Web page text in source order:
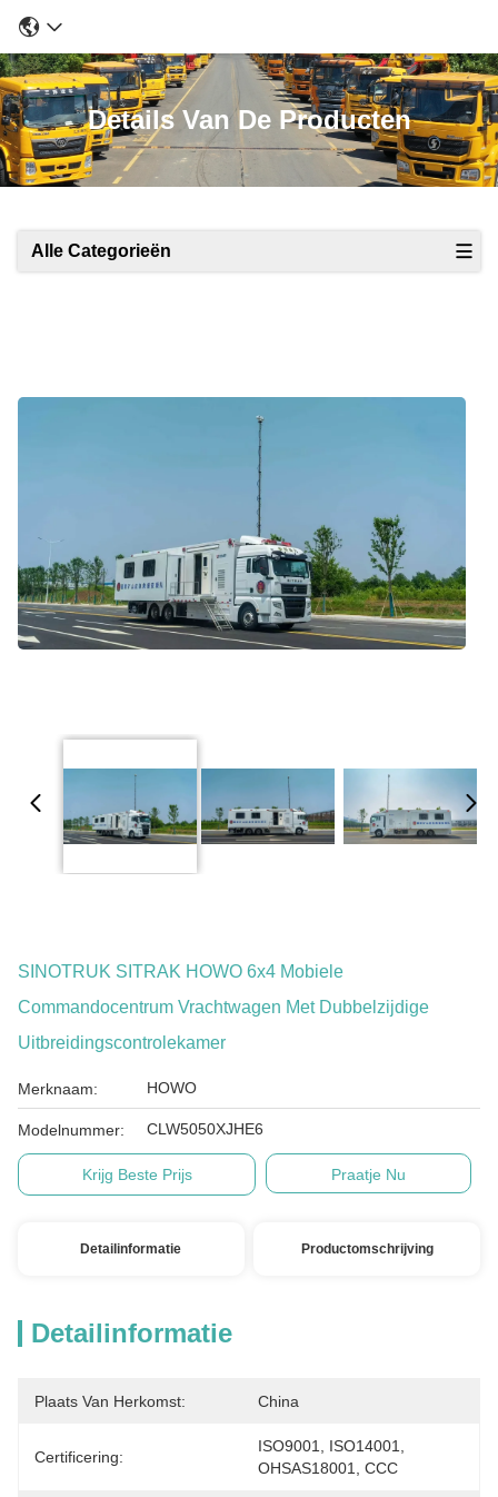
Details Van De Producten
Alle Categorieën
SINOTRUK SITRAK HOWO 6x4 Mobiele
Commandocentrum Vrachtwagen Met Dubbelzijdige
Uitbreidingscontrolekamer
Merknaam: HOWO
Modelnummer: CLW5050XJHE6
Krijg Beste Prijs Praatje Nu
Detailinformatie Productomschrijving
Detailinformatie
Plaats Van Herkomst: China
Certificering:
ISO9001, ISO14001,
OHSAS18001, CCC